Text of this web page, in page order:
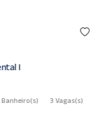
I
(s) 3 Vagas(s)